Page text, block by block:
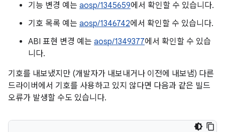
기능 변경 예는 aosp/1345659에서 확인할 수 있습니다.
기호 목록 예는 aosp/1346742에서 확인할 수 있습니다.
ABI 표현 변경 예는 aosp/1349377에서 확인할 수 있습
니다.
기호를 내보냈지만 (개발자가 내보내거나 이전에 내보냄) 다른
드라이버에서 기호를 사용하고 있지 않다면 다음과 같은 빌드
오류가 발생할 수도 있습니다.